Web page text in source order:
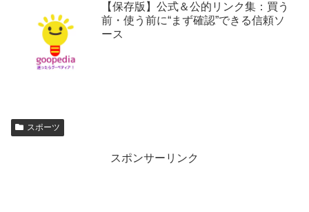
【保存版】公式＆公的リンク集：買う
前・使う前に“まず確認”できる信頼ソ
ース
スポーツ
スポンサーリンク